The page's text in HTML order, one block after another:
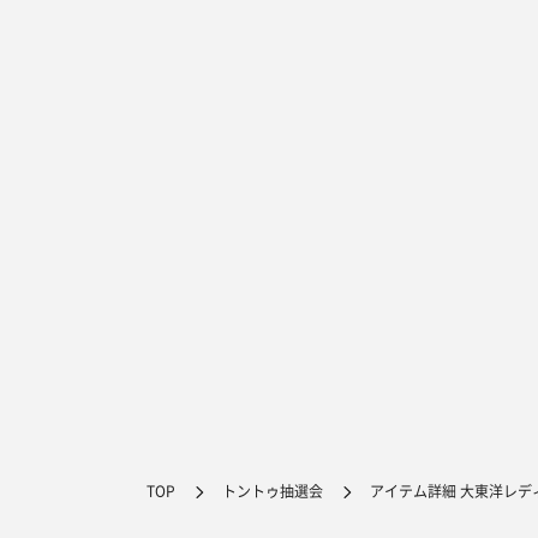
TOP トントゥ抽選会 アイテム詳細 大東洋レ